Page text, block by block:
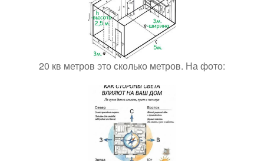
20 кв метров это сколько метров. На фото: